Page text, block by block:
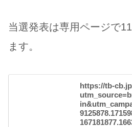
当選発表は専用ページで
ます。
https://tb-